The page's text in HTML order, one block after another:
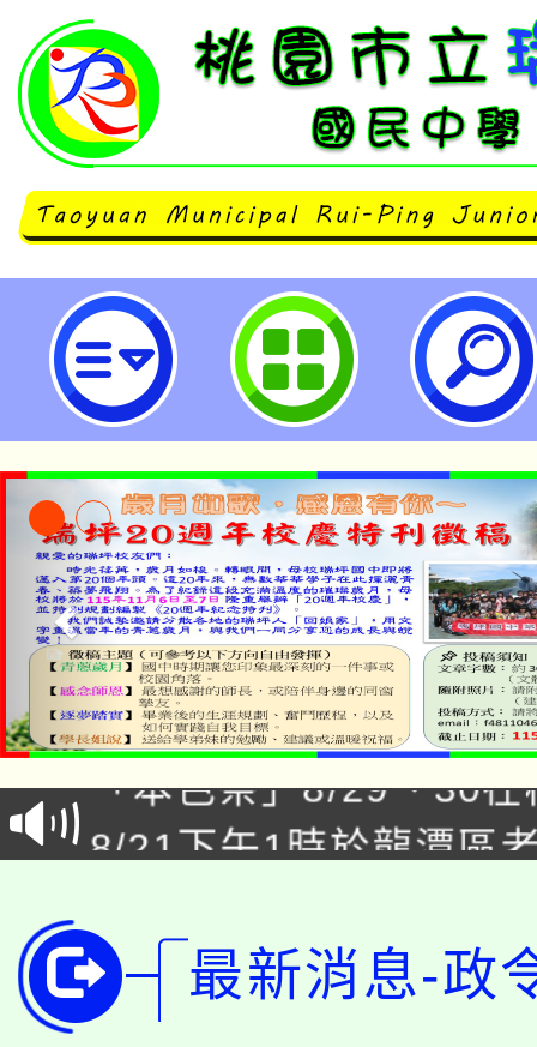
有關特殊教育法修正一案，業奉總
日華總一義字第11200052781號
日起施行，請查照。-桃園市立瑞
「本色祭」8/29、30在
場熱烈登場!
8/21下午1時於龍潭區
局官網。
8月14至27日，桃園電
開!
115年桃園市運動會8/
最新消息-政